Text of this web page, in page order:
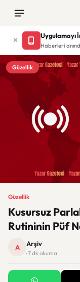
Uygulamayı
Haberleri
Güzellik
Güzellik
Kusursuz
Rutininin Püf
A Arşiv
· 7 dk okuma